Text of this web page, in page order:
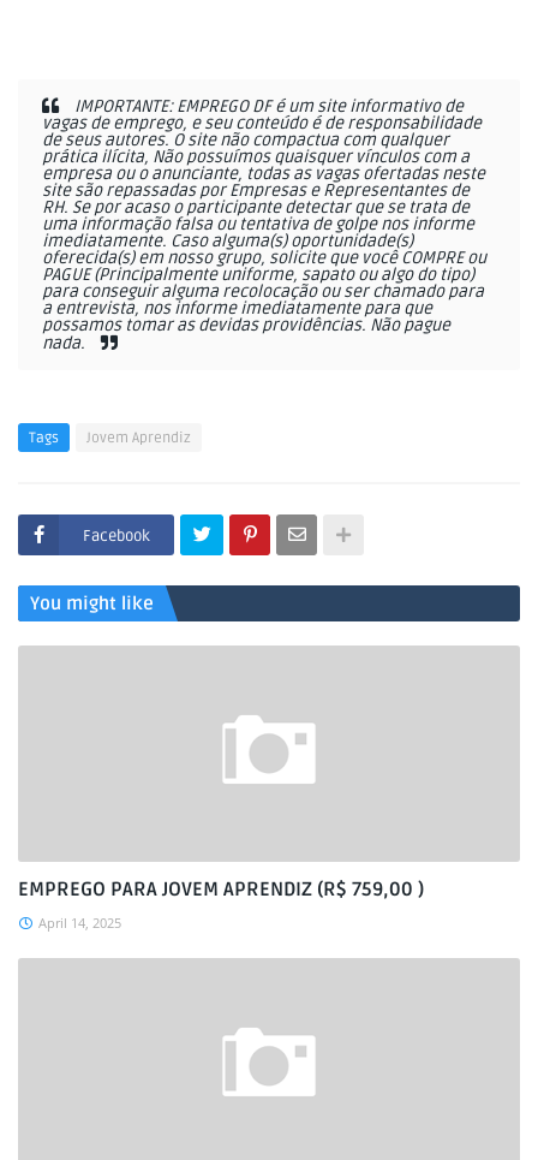
IMPORTANTE: EMPREGO DF é um site informativo de
vagas de emprego, e seu conteúdo é de responsabilidade
de seus autores. O site não compactua com qualquer
prática ilícita, Não possuímos quaisquer vínculos com a
empresa ou o anunciante, todas as vagas ofertadas neste
site são repassadas por Empresas e Representantes de
RH. Se por acaso o participante detectar que se trata de
uma informação falsa ou tentativa de golpe nos informe
imediatamente. Caso alguma(s) oportunidade(s)
oferecida(s) em nosso grupo, solicite que você COMPRE ou
PAGUE (Principalmente uniforme, sapato ou algo do tipo)
para conseguir alguma recolocação ou ser chamado para
a entrevista, nos informe imediatamente para que
possamos tomar as devidas providências. Não pague
nada.
Tags Jovem Aprendiz
Facebook
You might like
EMPREGO PARA JOVEM APRENDIZ (R$ 759,00 )
April 14, 2025